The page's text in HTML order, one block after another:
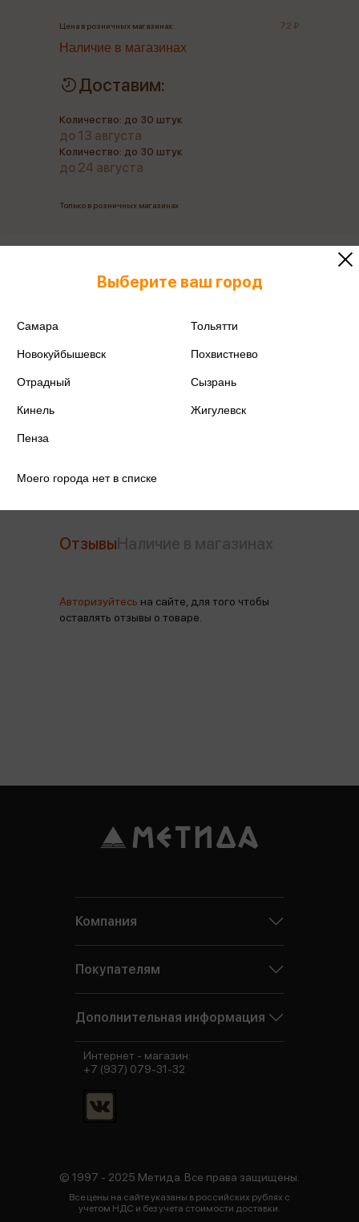
Цена в розничных магазинах: 72 ₽
Наличие в магазинах
Доставим:
Количество: до 30 штук
до 13 августа
Количество: до 30 штук
до 24 августа
Только в розничных магазинах
Отзывы
Авторизуйтесь на сайте, для того чтобы
оставлять отзывы о товаре.
Выберите ваш город
Самара Тольятти
Новокуйбышевск Похвистнево
Отрадный Сызрань
Кинель Жигулевск
Пенза
Моего города нет в списке
Компания
Покупателям
Дополнительная информация
© 1997 - 2025 Метида. Все права защищены.
Все цены на сайте указаны в российских рублях с
учетом НДС и без учета стоимости доставки.
Интернет - магазин:
+7 (937) 079-31-32